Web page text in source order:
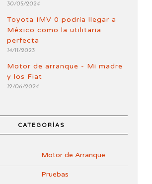
30/05/2024
Toyota IMV 0 podría llegar a
México como la utilitaria
perfecta
14/11/2023
Motor de arranque - Mi madre
y los Fiat
12/06/2024
CATEGORÍAS
Motor de Arranque
Pruebas